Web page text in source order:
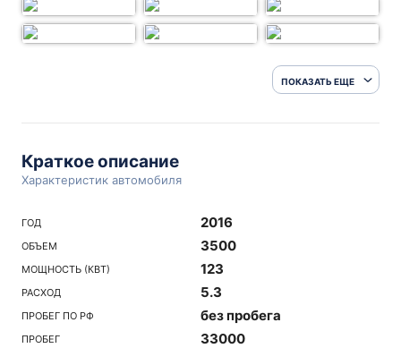
ПОКАЗАТЬ ЕЩЕ
Краткое описание
Характеристик автомобиля
ГОД 2016
ОБЪЕМ 3500
МОЩНОСТЬ (КВТ) 123
РАСХОД 5.3
ПРОБЕГ ПО РФ без пробега
ПРОБЕГ 33000